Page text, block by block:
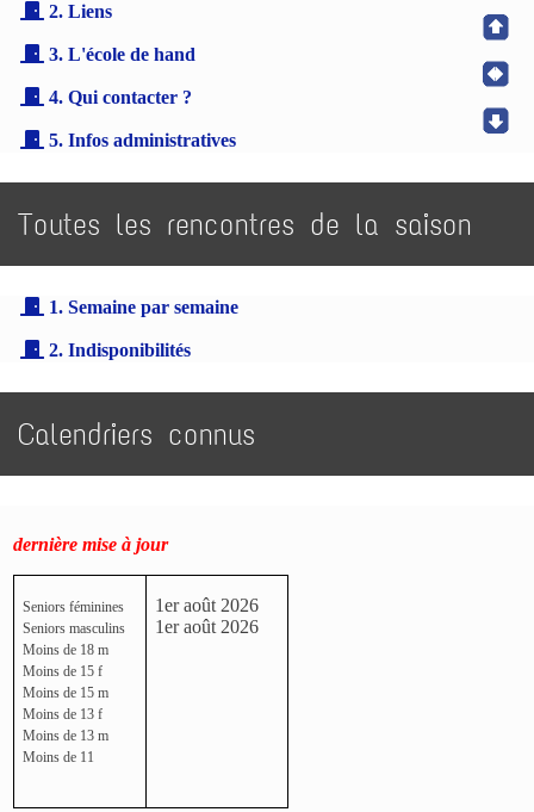
2. Liens
3. L'école de hand
4. Qui contacter ?
5. Infos administratives
Toutes les rencontres de la saison
1. Semaine par semaine
2. Indisponibilités
Calendriers connus
dernière mise à jour
Seniors féminines
Seniors masculins
Moins de 18 m
Moins de 15 f
Moins de 15 m
Moins de 13 f
Moins de 13 m
Moins de 11
1er août 2026
1er août 2026